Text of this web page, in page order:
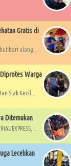
Gratis di
hari ulang...
Warga
Siak Kecil...
Ditemukan
Lecehkan